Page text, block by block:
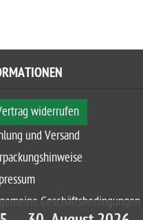
widerrufen
und Versand
Geschäftsbedingungen